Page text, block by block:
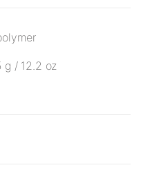
g / 12.2 oz